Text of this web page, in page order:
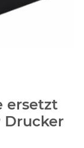
ersetzt
Drucker